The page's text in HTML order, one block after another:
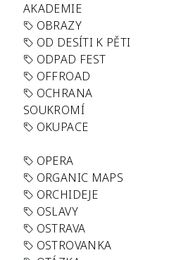
AKADEMIE
OBRAZY
OD DESÍTI K PĚTI
ODPAD FEST
OFFROAD
OCHRANA
SOUKROMÍ
OKUPACE
OPERA
ORGANIC MAPS
ORCHIDEJE
OSLAVY
OSTRAVA
OSTROVANKA